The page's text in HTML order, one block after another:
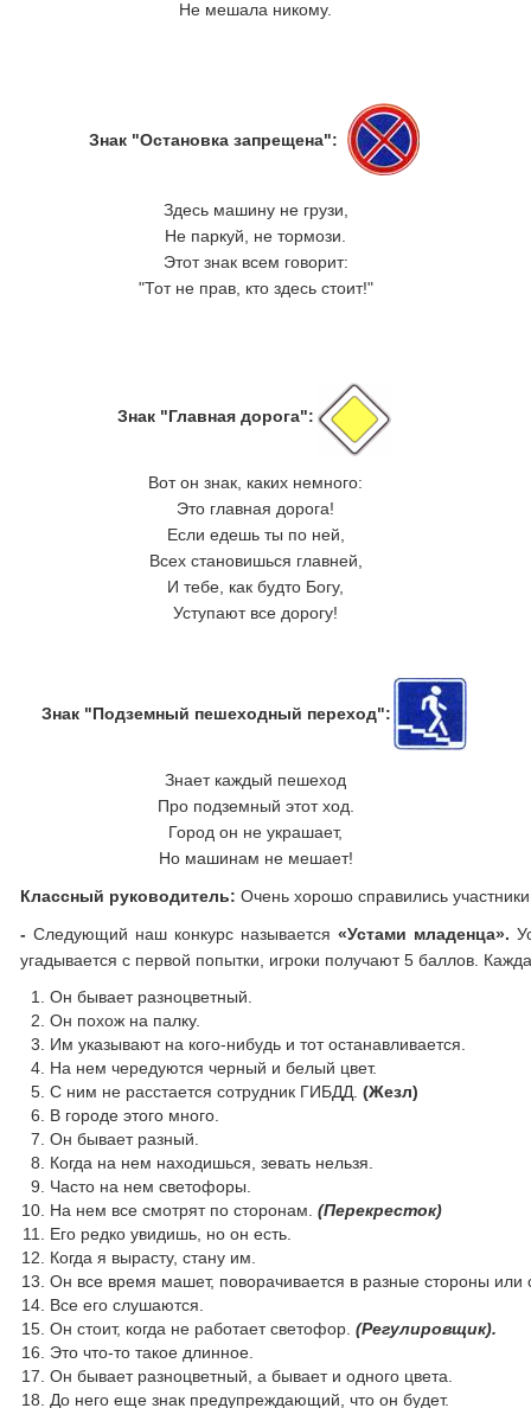
Не мешала никому.
Знак "Остановка запрещена":
Здесь машину не грузи,
Не паркуй, не тормози.
Этот знак всем говорит:
"Тот не прав, кто здесь стоит!"
Знак "Главная дорога":
Вот он знак, каких немного:
Это главная дорога!
Если едешь ты по ней,
Всех становишься главней,
И тебе, как будто Богу,
Уступают все дорогу!
Знак "Подземный пешеходный переход":
Знает каждый пешеход
Про подземный этот ход.
Город он не украшает,
Но машинам не мешает!
Классный руководитель:Очень хорошо справились
-Следующий наш конкурс называется«Устами младенца».
угадывается с первой попытки, игроки получают 5 баллов.
Он бывает разноцветный.
Он похож на палку.
Им указывают на кого-нибудь и тот останавливается.
На нем чередуются черный и белый цвет.
С ним не расстается сотрудник ГИБДД.(Жезл)
В городе этого много.
Он бывает разный.
Когда на нем находишься, зевать нельзя.
Часто на нем светофоры.
На нем все смотрят по сторонам.(Перекресток)
Его редко увидишь, но он есть.
Когда я вырасту, стану им.
Он все время машет, поворачивается в разные стороны или
Все его слушаются.
Он стоит, когда не работает светофор.(Регулировщик).
Это что-то такое длинное.
Он бывает разноцветный, а бывает и одного цвета.
До него еще знак предупреждающий, что он будет.